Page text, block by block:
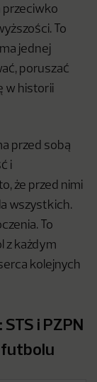
przeciwko
To
jednej
poruszać
w historii
przed sobą
i
że przed nimi
wszystkich.
​​To
z każdym
kolejnych
i PZPN
futbolu